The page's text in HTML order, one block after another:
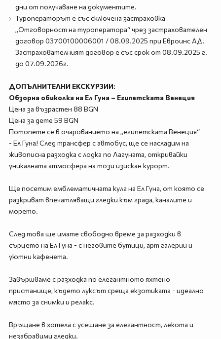
дни от получаване на документите.
Туроператорът е със сключена застраховка
„Отговорност на туроператора“ чрез застрахователен
договор 03700100006001 / 08.09.2025 при Евроинс АД.
Застрахователният договор е със срок от 08.09.2025 г.
до 07.09.2026г.
ДОПЪЛНИТЕЛНИ ЕКСКУРЗИИ:
Обзорна обиколка на Ел Гуна – Египетската Венеция
Цена за възрастен 88 BGN
Цена за дете 59 BGN
Потопете се в очарованието на „египетската Венеция“
- Ел Гуна! След трансфер с автобус, ще се насладим на
живописна разходка с лодка по Лагуната, откривайки
уникалната атмосфера на този изискан курорт.
Ще посетим емблематичната кула на Ел Гуна, от която се
разкриват впечатляващи гледки към града, каналите и
морето.
След това ще имате свободно време за разходки в
сърцето на Ел Гуна - с неговите бутици, арт галерии и
уютни кафенета.
Завършваме с разходка по елегантното яхтено
пристанище, където луксът среща екзотиката - идеално
място за снимки и релакс.
Връщане в хотела с усещане за елегантност, лекота и
незабравими гледки.